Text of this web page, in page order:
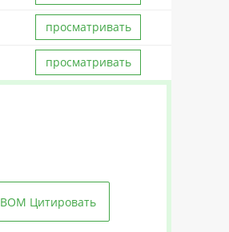
просматривать
просматривать
BOM Цитировать